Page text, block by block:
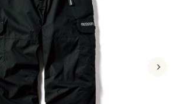
用品
ァブリック
メント
て
ブリック
ント
ズ下着
べて
ース服